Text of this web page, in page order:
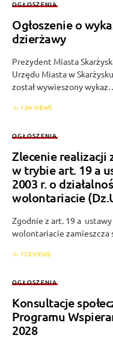
OGŁOSZENIA
Ogłoszenie o
dzierżawy
Prezydent Miasta
Urzędu Miasta w
został wywieszony
1,9K VIEWS
OGŁOSZENIA
Zlecenie realizacji
w trybie art. 19 a
2003 r. o
wolontariacie
Zgodnie z art. 19 a
wolontariacie
723 VIEWS
OGŁOSZENIA
Konsultacje
Programu
2028